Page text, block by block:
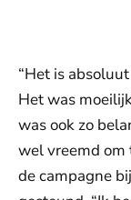
“Het is
Het was
was ook zo
wel vreemd om
de campagne